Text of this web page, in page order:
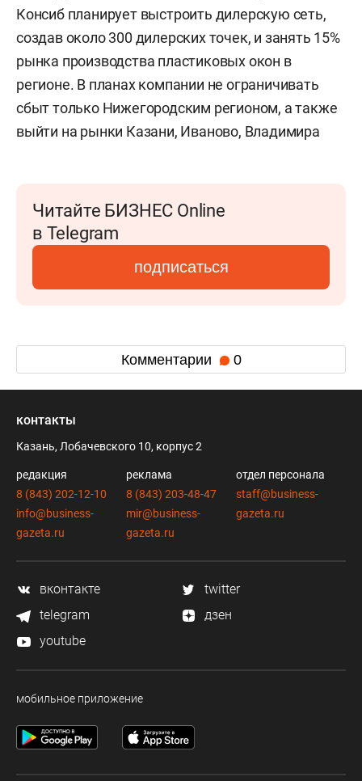
Консиб планирует выстроить дилерскую сеть,
создав около 300 дилерских точек, и занять 15%
рынка производства пластиковых окон в
регионе. В планах компании не ограничивать
сбыт только Нижегородским регионом, а также
выйти на рынки Казани, Иваново, Владимира
Читайте БИЗНЕС Online
в Telegram
подписаться
Комментарии 0
контакты
Казань, Лобачевского 10, корпус 2
редакция
8 (843) 202-12-10
info@business-
gazeta.ru
реклама
8 (843) 203-48-47
mir@business-
gazeta.ru
отдел персонала
staff@business-
gazeta.ru
вконтакте
twitter
telegram
дзен
youtube
мобильное приложение